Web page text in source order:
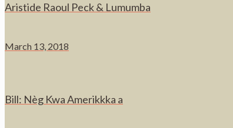
Aristide Raoul Peck & Lumumba
March 13, 2018
Bill: Nèg Kwa Amerikkka a